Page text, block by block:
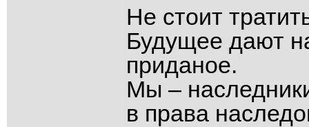
Не стоит
Будущее дают
приданое.
Мы –
в права